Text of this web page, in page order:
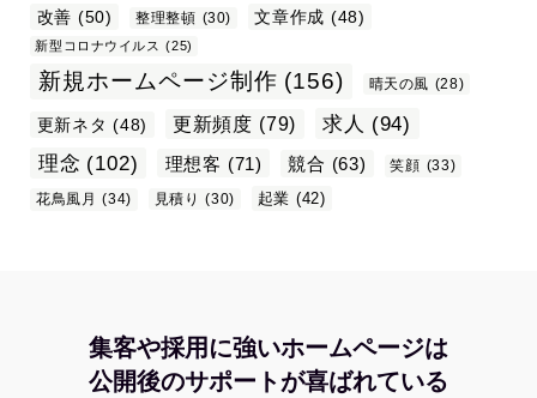
改善 (50) 整理整頓 (30) 文章作成 (48)
新型コロナウイルス (25)
新規ホームページ制作 (156) 晴天の風 (28)
更新ネタ (48) 更新頻度 (79) 求人 (94)
理念 (102) 理想客 (71) 競合 (63) 笑顔 (33)
花鳥風月 (34) 見積り (30) 起業 (42)
集客や採用に強いホームページは
公開後のサポートが喜ばれている